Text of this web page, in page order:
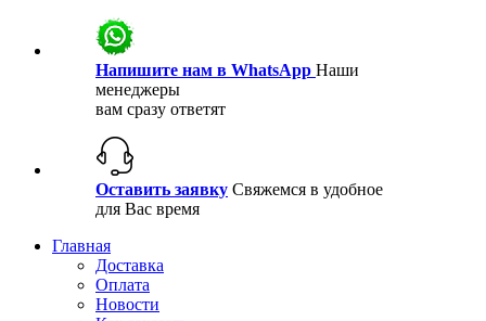
Напишите нам в WhatsApp Наши
менеджеры
вам сразу ответят
Оставить заявку Свяжемся в удобное
для Вас время
Главная
Доставка
Оплата
Новости